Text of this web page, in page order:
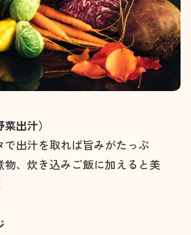
出汁）
で出汁を取れば旨みがたっぷ
物、炊き込みご飯に加えると美